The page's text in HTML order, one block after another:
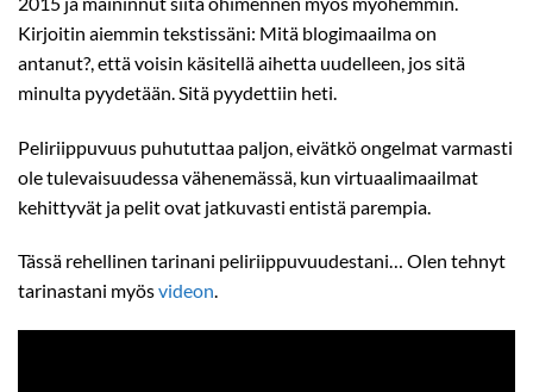
Kirjoitin aiemmin tekstissäni: Mitä blogimaailma on
antanut?, että voisin käsitellä aihetta uudelleen, jos sitä
minulta pyydetään. Sitä pyydettiin heti.
Peliriippuvuus puhututtaa paljon, eivätkö ongelmat varmasti
ole tulevaisuudessa vähenemässä, kun virtuaalimaailmat
kehittyvät ja pelit ovat jatkuvasti entistä parempia.
Tässä rehellinen tarinani peliriippuvuudestani… Olen tehnyt
tarinastani myösvideon.